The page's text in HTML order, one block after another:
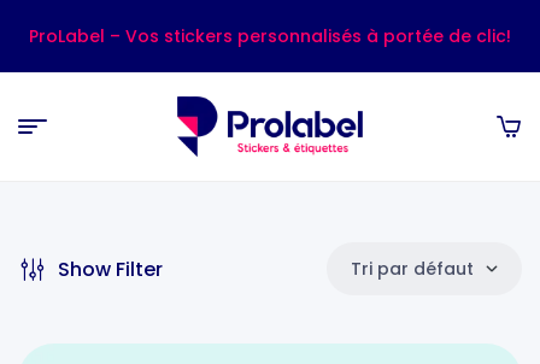
ProLabel – Vos stickers personnalisés à portée de clic!
Show Filter Tri par défaut